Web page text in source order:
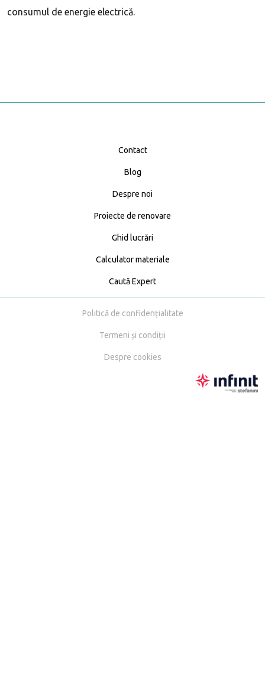
consumul de energie electrică.
Contact
Blog
Despre noi
Proiecte de renovare
Ghid lucrări
Calculator materiale
Caută Expert
Politică de confidențialitate
Termeni și condiții
Despre cookies